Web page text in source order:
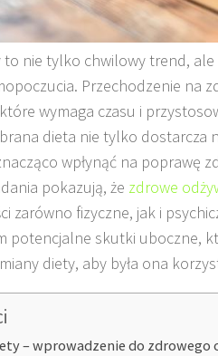
to nie tylko chwilowy trend,
Przechodzenie na
wymaga czasu i
dieta nie tylko dostarcza
wpłynąć na poprawę
pokazują, że zdrowe
zarówno fizyczne, jak i
potencjalne skutki uboczne,
diety, aby była ona
– wprowadzenie do zdrowego